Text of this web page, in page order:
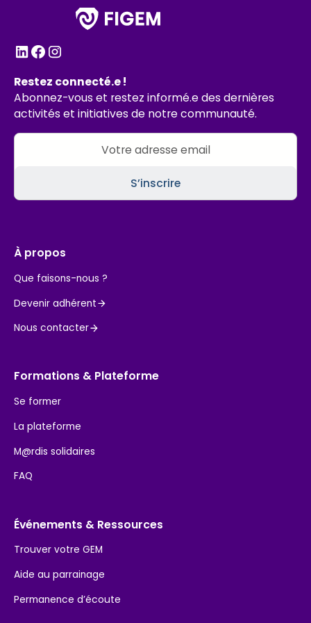
Restez connecté.e !
Abonnez-vous et restez informé.e des dernières
activités et initiatives de notre communauté.
À propos
Que faisons-nous ?
Devenir adhérent
Nous contacter
Formations & Plateforme
Se former
La plateforme
M@rdis solidaires
FAQ
Événements & Ressources
Trouver votre GEM
Aide au parrainage
Permanence d’écoute